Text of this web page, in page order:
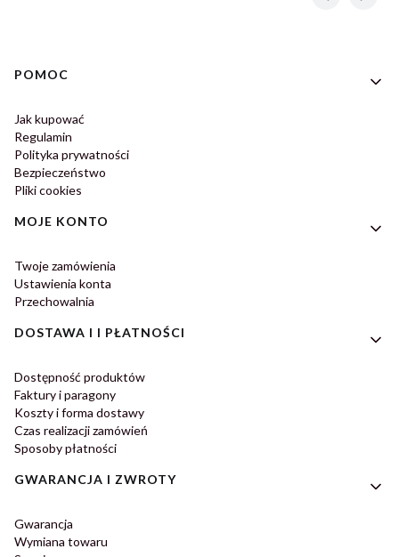
Linki w stopce
POMOC
Jak kupować
Regulamin
Polityka prywatności
Bezpieczeństwo
Pliki cookies
MOJE KONTO
Twoje zamówienia
Ustawienia konta
Przechowalnia
DOSTAWA I I PŁATNOŚCI
Dostępność produktów
Faktury i paragony
Koszty i forma dostawy
Czas realizacji zamówień
Sposoby płatności
GWARANCJA I ZWROTY
Gwarancja
Wymiana towaru